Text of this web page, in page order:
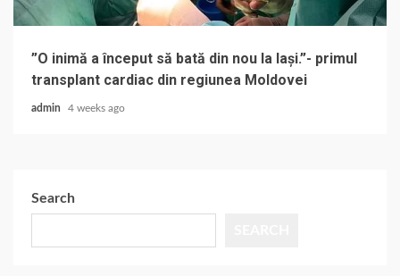
”O inimă a început să bată din nou la Iași.”- primul
transplant cardiac din regiunea Moldovei
admin 4 weeks ago
Search